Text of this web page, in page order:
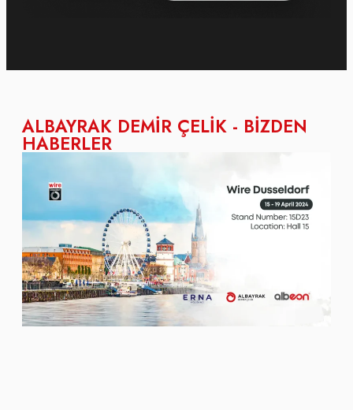
ALBAYRAK DEMİR ÇELİK - BİZDEN
HABERLER